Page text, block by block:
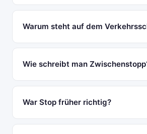
Warum steht auf dem
Wie schreibt man
War Stop früher richtig?